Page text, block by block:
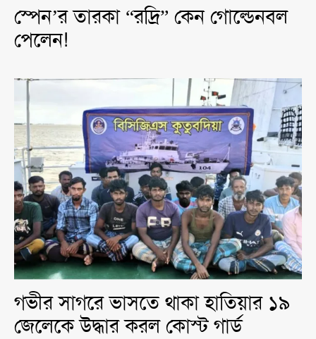
স্পেন’র তারকা “রদ্রি” কেন গোল্ডেনবল
পেলেন!
গভীর সাগরে ভাসতে থাকা হাতিয়ার ১৯
জেলেকে উদ্ধার করল কোস্ট গার্ড